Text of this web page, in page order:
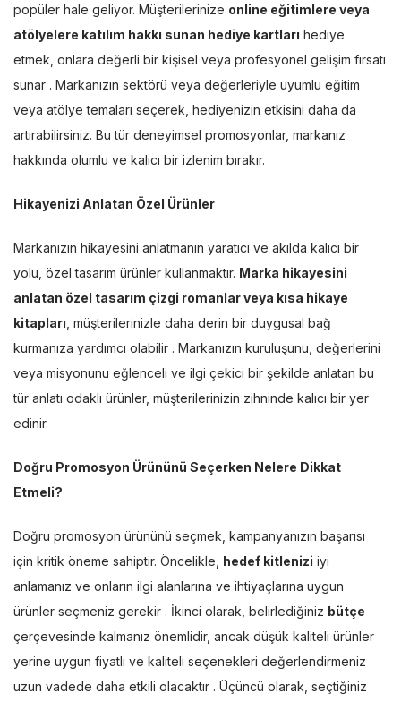
popüler hale geliyor. Müşterilerinize online eğitimlere veya
atölyelere katılım hakkı sunan hediye kartları hediye
etmek, onlara değerli bir kişisel veya profesyonel gelişim fırsatı
sunar . Markanızın sektörü veya değerleriyle uyumlu eğitim
veya atölye temaları seçerek, hediyenizin etkisini daha da
artırabilirsiniz. Bu tür deneyimsel promosyonlar, markanız
hakkında olumlu ve kalıcı bir izlenim bırakır.
Hikayenizi Anlatan Özel Ürünler
Markanızın hikayesini anlatmanın yaratıcı ve akılda kalıcı bir
yolu, özel tasarım ürünler kullanmaktır. Marka hikayesini
anlatan özel tasarım çizgi romanlar veya kısa hikaye
kitapları , müşterilerinizle daha derin bir duygusal bağ
kurmanıza yardımcı olabilir . Markanızın kuruluşunu, değerlerini
veya misyonunu eğlenceli ve ilgi çekici bir şekilde anlatan bu
tür anlatı odaklı ürünler, müşterilerinizin zihninde kalıcı bir yer
edinir.
Doğru Promosyon Ürününü Seçerken Nelere Dikkat
Etmeli?
Doğru promosyon ürününü seçmek, kampanyanızın başarısı
için kritik öneme sahiptir. Öncelikle, hedef kitlenizi iyi
anlamanız ve onların ilgi alanlarına ve ihtiyaçlarına uygun
ürünler seçmeniz gerekir . İkinci olarak, belirlediğiniz bütçe
çerçevesinde kalmanız önemlidir, ancak düşük kaliteli ürünler
yerine uygun fiyatlı ve kaliteli seçenekleri değerlendirmeniz
uzun vadede daha etkili olacaktır . Üçüncü olarak, seçtiğiniz